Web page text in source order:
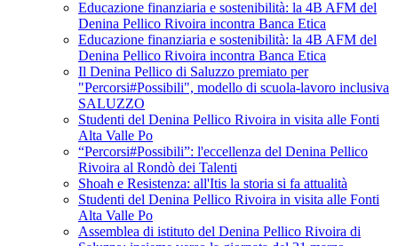
Educazione finanziaria e sostenibilità: la 4B AFM del
Denina Pellico Rivoira incontra Banca Etica
Educazione finanziaria e sostenibilità: la 4B AFM del
Denina Pellico Rivoira incontra Banca Etica
Il Denina Pellico di Saluzzo premiato per
"Percorsi#Possibili", modello di scuola-lavoro inclusiva
SALUZZO
Studenti del Denina Pellico Rivoira in visita alle Fonti
Alta Valle Po
“Percorsi#Possibili”: l'eccellenza del Denina Pellico
Rivoira al Rondò dei Talenti
Shoah e Resistenza: all'Itis la storia si fa attualità
Studenti del Denina Pellico Rivoira in visita alle Fonti
Alta Valle Po
Assemblea di istituto del Denina Pellico Rivoira di